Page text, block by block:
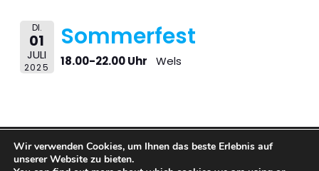
DI.
01
JULI
2025
Sommerfest
18.00-22.00 Uhr Wels
© 2026 BARFUSS BAR. Created with
using WordPress
andKubio
Wir verwenden Cookies, um Ihnen das beste Erlebnis auf
unserer Website zu bieten.